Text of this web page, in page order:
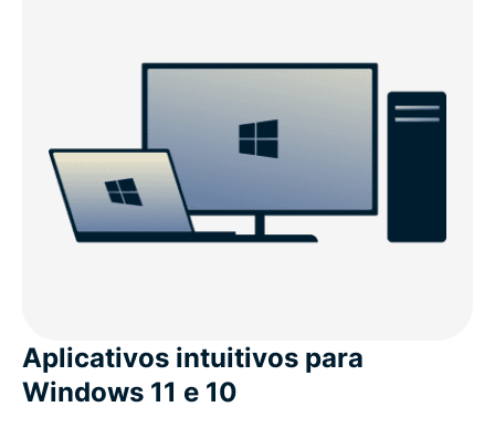
Aplicativos intuitivos para
Windows 11 e 10